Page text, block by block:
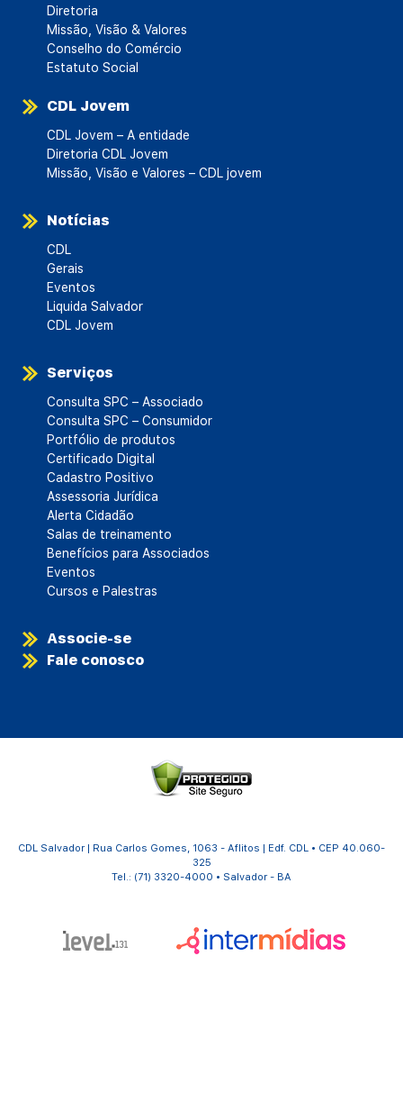
Diretoria
Missão, Visão & Valores
Conselho do Comércio
Estatuto Social
CDL Jovem
CDL Jovem – A entidade
Diretoria CDL Jovem
Missão, Visão e Valores – CDL jovem
Notícias
CDL
Gerais
Eventos
Liquida Salvador
CDL Jovem
Serviços
Consulta SPC – Associado
Consulta SPC – Consumidor
Portfólio de produtos
Certificado Digital
Cadastro Positivo
Assessoria Jurídica
Alerta Cidadão
Salas de treinamento
Benefícios para Associados
Eventos
Cursos e Palestras
Associe-se
Fale conosco
CDL Salvador | Rua Carlos Gomes, 1063 - Aflitos | Edf. CDL • CEP 40.060-
325
Tel.: (71) 3320-4000 • Salvador - BA